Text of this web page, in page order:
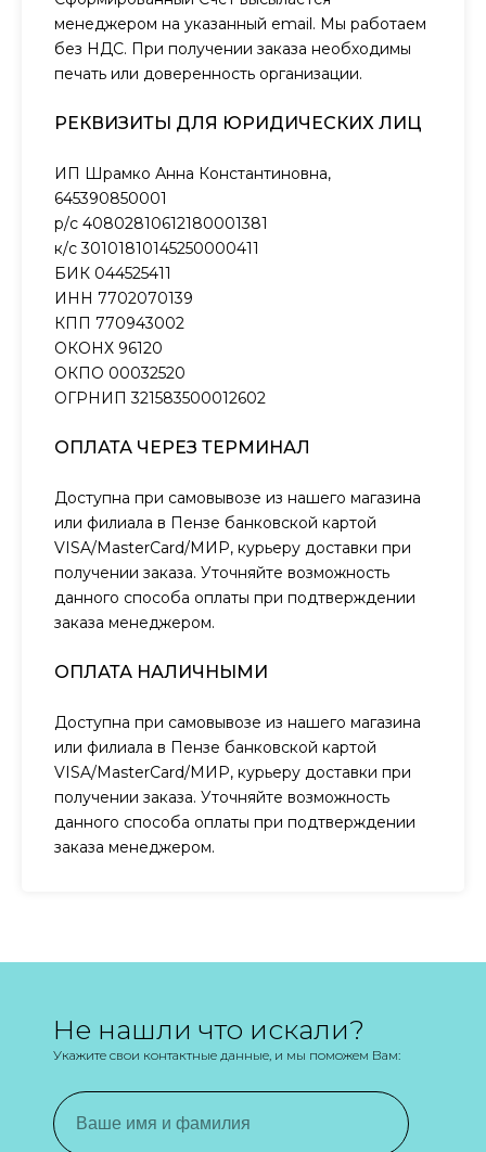
менеджером на указанный email. Мы работаем
без НДС. При получении заказа необходимы
печать или доверенность организации.
РЕКВИЗИТЫ ДЛЯ ЮРИДИЧЕСКИХ ЛИЦ
ИП Шрамко Анна Константиновна,
645390850001
р/с 40802810612180001381
к/с 30101810145250000411
БИК 044525411
ИНН 7702070139
КПП 770943002
ОКОНХ 96120
ОКПО 00032520
ОГРНИП 321583500012602
ОПЛАТА ЧЕРЕЗ ТЕРМИНАЛ
Доступна при самовывозе из нашего магазина
или филиала в Пензе банковской картой
VISA/MasterCard/МИР, курьеру доставки при
получении заказа. Уточняйте возможность
данного способа оплаты при подтверждении
заказа менеджером.
ОПЛАТА НАЛИЧНЫМИ
Доступна при самовывозе из нашего магазина
или филиала в Пензе банковской картой
VISA/MasterCard/МИР, курьеру доставки при
получении заказа. Уточняйте возможность
данного способа оплаты при подтверждении
заказа менеджером.
Не нашли что искали?
Укажите свои контактные данные, и мы поможем Вам: